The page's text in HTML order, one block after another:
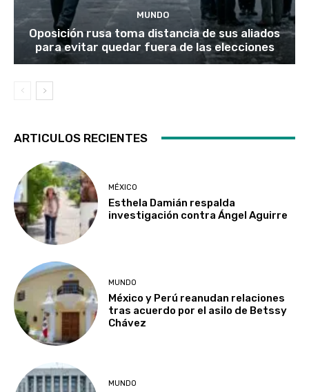
MUNDO
Oposición rusa toma distancia de sus aliados
para evitar quedar fuera de las elecciones
ARTICULOS RECIENTES
MÉXICO
Esthela Damián respalda
investigación contra Ángel Aguirre
MUNDO
México y Perú reanudan relaciones
tras acuerdo por el asilo de Betssy
Chávez
MUNDO